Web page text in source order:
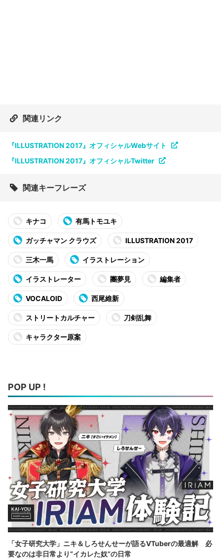
関連リンク
『ILLUSTRATION 2017』オフィシャルWebサイト
『ILLUSTRATION 2017』オフィシャルTwitter
関連キーフレーズ
キナコ 有馬トモユキ
ガッチャマン クラウズ ILLUSTRATION 2017
三木一馬 イラストレーション
イラストレーター 團夢見 編集者
VOCALOID 西尾維新
ストリートカルチャー 刀剣乱舞
キャラクター原案
POP UP !
「女子研究大学」ニキ＆しろせんせーが語るVTuberの最適解 必
要なのは非日常より“イカレた奴”の日常